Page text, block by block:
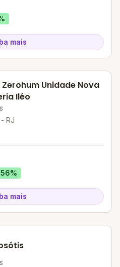
mais
Unidade Nova
Iléo
RJ
mais